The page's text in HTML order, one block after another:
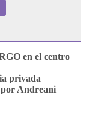
en el centro
privada
Andreani